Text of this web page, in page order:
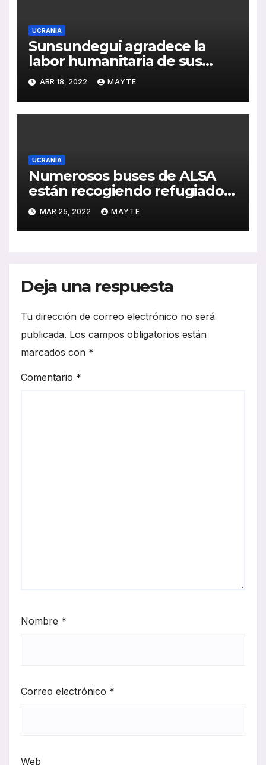
UCRANIA
Sunsundegui agradece la
labor humanitaria de sus
clientes ayudando a Ucrania
ABR 18, 2022 MAYTE
UCRANIA
Numerosos buses de ALSA
están recogiendo refugiados
ucranianos
MAR 25, 2022 MAYTE
Deja una respuesta
Tu dirección de correo electrónico no será
publicada. Los campos obligatorios están
marcados con *
Comentario *
Nombre *
Correo electrónico *
Web